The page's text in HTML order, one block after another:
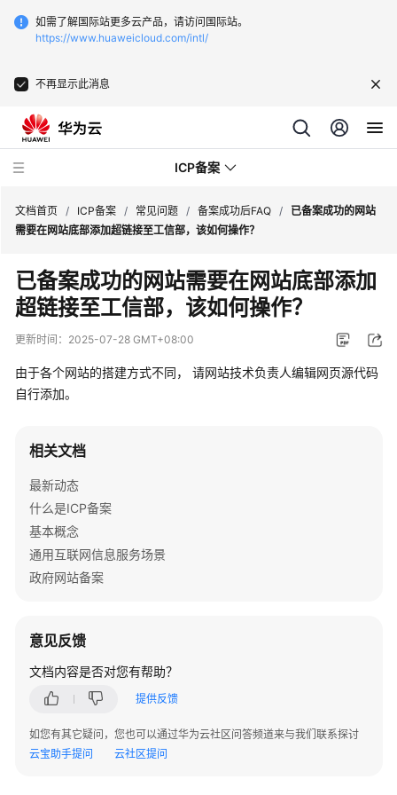
如需了解国际站更多云产品，请访问国际站。
https://www.huaweicloud.com/intl/
不再显示此消息
ICP备案
最
新
动
产
品
介
速
入
门
备
案
备
作
指
文档首页 / ICP备案 / 常见问题 / 备案成功后FAQ /
已备案成功的网站
需要在网站底部添加超链接至工信部，该如何操作？
已备案成功的网站需要在网站底部添加
超链接至工信部，该如何操作？
更新时间： 2025-07-28 GMT+08:00
由于各个网站的搭建方式不同， 请网站技术负责人编辑网页源代码
自行添加。
相关文档
最新动态
什么是ICP备案
基本概念
通用互联网信息服务场景
政府网站备案
意见反馈
文档内容是否对您有帮助？
提供反馈
如您有其它疑问，您也可以通过华为云社区问答频道来与我们联系探讨
云宝助手提问
云社区提问